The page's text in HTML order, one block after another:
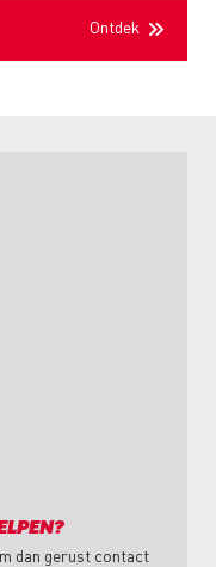
Ontdek
dan gerust contact